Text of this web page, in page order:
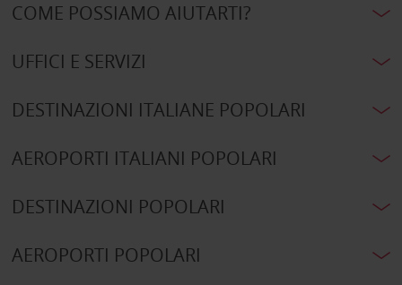
COME POSSIAMO AIUTARTI?
UFFICI E SERVIZI
DESTINAZIONI ITALIANE POPOLARI
AEROPORTI ITALIANI POPOLARI
DESTINAZIONI POPOLARI
AEROPORTI POPOLARI